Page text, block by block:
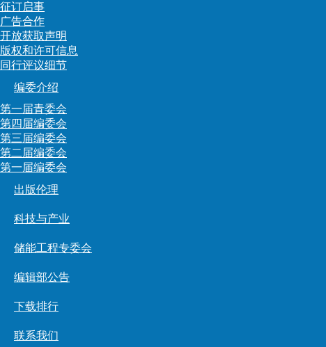
征订启事
广告合作
开放获取声明
版权和许可信息
同行评议细节
编委介绍
第一届青委会
第四届编委会
第三届编委会
第二届编委会
第一届编委会
出版伦理
科技与产业
储能工程专委会
编辑部公告
下载排行
联系我们